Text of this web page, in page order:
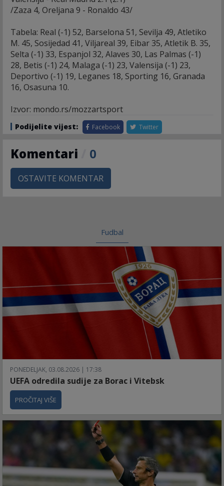
/Zaza 4, Oreljana 9 - Ronaldo 43/
Tabela: Real (-1) 52, Barselona 51, Sevilja 49, Atletiko
M. 45, Sosijedad 41, Viljareal 39, Eibar 35, Atletik B. 35,
Selta (-1) 33, Espanjol 32, Alaves 30, Las Palmas (-1)
28, Betis (-1) 24, Malaga (-1) 23, Valensija (-1) 23,
Deportivo (-1) 19, Leganes 18, Sporting 16, Granada
16, Osasuna 10.
Izvor: mondo.rs/mozzartsport
Podijelite vijest: Facebook Twitter
Komentari 0
OSTAVITE KOMENTAR
Fudbal
PONEDELJAK, 03.08.2026 | 17:38
UEFA odredila sudije za Borac i Vitebsk
PROČITAJ VIŠE